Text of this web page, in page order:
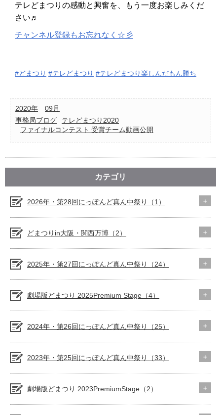
テレどまつりの感動と興奮を、もう一度お楽しみくだ
さい♬
チャンネル登録もお忘れなく☆彡
#どまつり #テレどまつり #テレどまつり楽しんだもん勝ち
2020年
09月
事務局ブログ
テレどまつり2020
ファイナルコンテスト 受賞チーム動画公開
カテゴリ
2026年・第28回にっぽんど真ん中祭り（1）
どまつりin大阪・関西万博（2）
2025年・第27回にっぽんど真ん中祭り（24）
劇場版どまつり 2025Premium Stage（4）
2024年・第26回にっぽんど真ん中祭り（25）
2023年・第25回にっぽんど真ん中祭り（33）
劇場版どまつり 2023PremiumStage（2）